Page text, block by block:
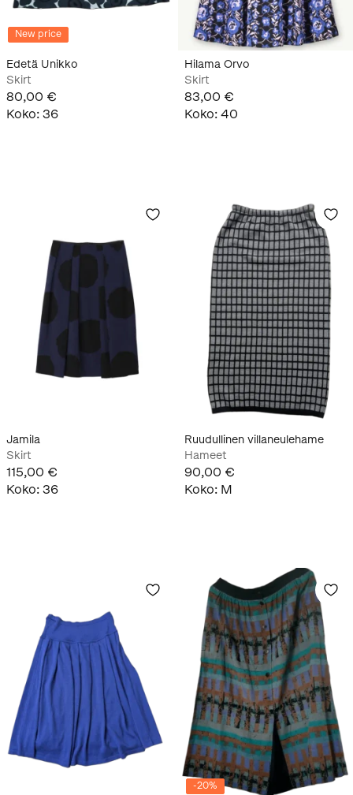
New price
Edetä Unikko
Skirt
80,00 €
Koko: 36
Hilama Orvo
Skirt
83,00 €
Koko: 40
Jamila
Skirt
115,00 €
Koko: 36
Ruudullinen villaneulehame
Hameet
90,00 €
Koko: M
-20%